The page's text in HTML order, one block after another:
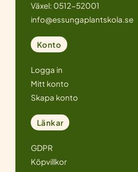
Växel: 0512-52001
info@essungaplantskola.se
Konto
Logga in
Mitt konto
Skapa konto
Länkar
GDPR
Köpvillkor